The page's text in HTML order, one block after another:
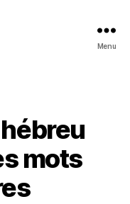
Menu
mots